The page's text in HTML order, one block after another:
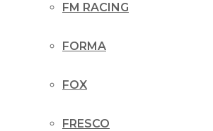
FM RACING
FORMA
FOX
FRESCO